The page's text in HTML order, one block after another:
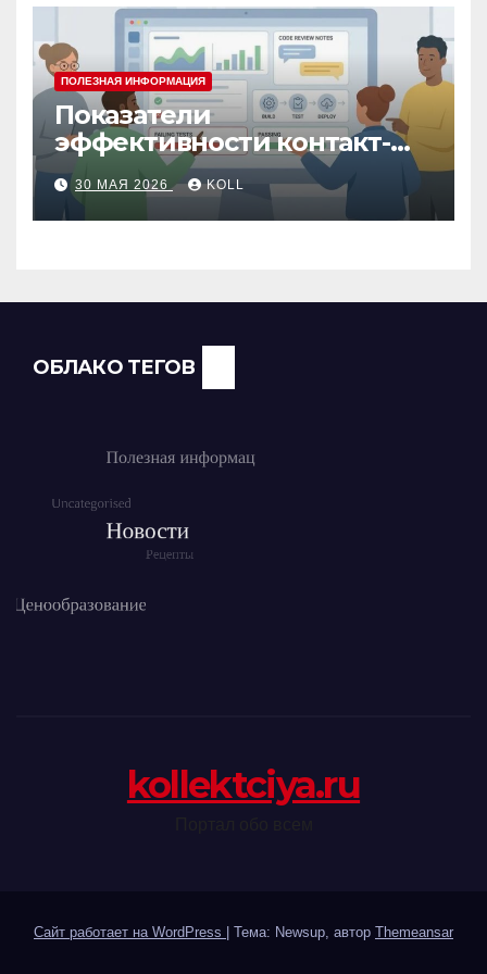
ПОЛЕЗНАЯ ИНФОРМАЦИЯ
Показатели
эффективности контакт-
центра: как измерить
работу операторов и
команды
30 МАЯ 2026 KOLL
ОБЛАКО ТЕГОВ
kollektciya.ru
Сайт работает на WordPress Тема: Newsup, автор Themeansar